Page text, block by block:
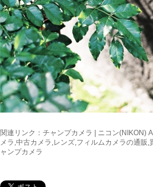
関連リンク： チャンプカメラ | ニコン(NIKON)
メラ,中古カメラ,レンズ,フィルムカメラの通販
ャンプカメラ